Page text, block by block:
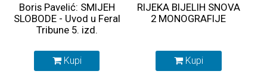
Boris Pavelić: SMIJEH
SLOBODE - Uvod u Feral
Tribune 5. izd.
Kupi
RIJEKA BIJELIH SNOVA
2 MONOGRAFIJE
Kupi